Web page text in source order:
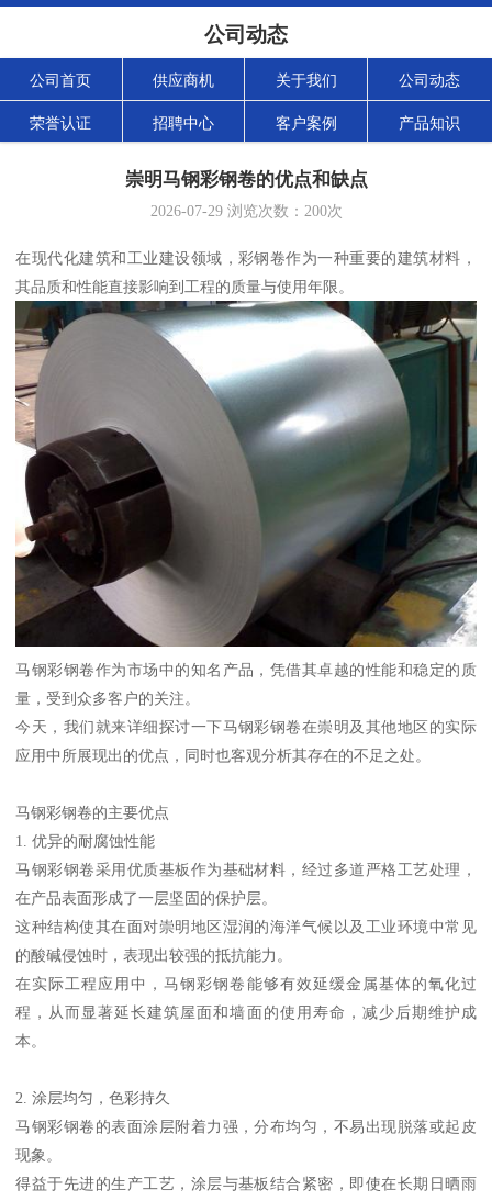
公司动态
公司首页 供应商机 关于我们 公司动态
荣誉认证 招聘中心 客户案例 产品知识
崇明马钢彩钢卷的优点和缺点
2026-07-29浏览次数： 200次
在现代化建筑和工业建设领域，彩钢卷作为一种重要的建筑材料，
其品质和性能直接影响到工程的质量与使用年限。
马钢彩钢卷作为市场中的知名产品，凭借其卓越的性能和稳定的质
量，受到众多客户的关注。
今天，我们就来详细探讨一下马钢彩钢卷在崇明及其他地区的实际
应用中所展现出的优点，同时也客观分析其存在的不足之处。
马钢彩钢卷的主要优点
1. 优异的耐腐蚀性能
马钢彩钢卷采用优质基板作为基础材料，经过多道严格工艺处理，
在产品表面形成了一层坚固的保护层。
这种结构使其在面对崇明地区湿润的海洋气候以及工业环境中常见
的酸碱侵蚀时，表现出较强的抵抗能力。
在实际工程应用中，马钢彩钢卷能够有效延缓金属基体的氧化过
程，从而显著延长建筑屋面和墙面的使用寿命，减少后期维护成
本。
2. 涂层均匀，色彩持久
马钢彩钢卷的表面涂层附着力强，分布均匀，不易出现脱落或起皮
现象。
得益于先进的生产工艺，涂层与基板结合紧密，即使在长期日晒雨